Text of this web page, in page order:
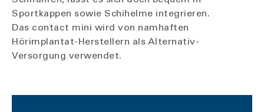
Sportkappen sowie Schihelme integrieren.
Das contact mini wird von namhaften
Hörimplantat-Herstellern als Alternativ-
Versorgung verwendet.